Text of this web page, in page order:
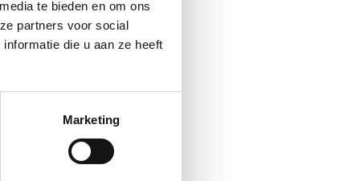
te bieden en om ons
partners voor social
die u aan ze heeft
Marketing
information) .